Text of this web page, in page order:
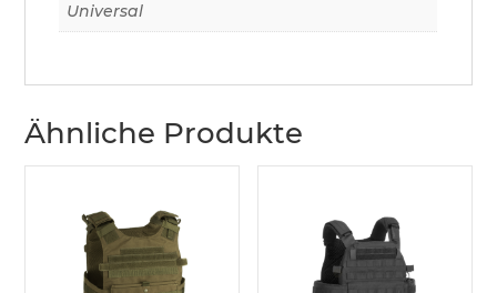
Universal
Ähnliche Produkte